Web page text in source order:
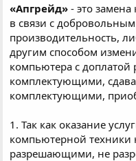
«Апгрейд» - это
в связи с
производительность,
другим способом
компьютера с
комплектующими,
комплектующими,
1. Так как оказание
компьютерной техники
разрешающими, не